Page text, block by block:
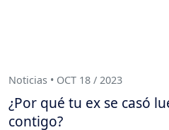
Noticias • OCT 18 / 2023
¿Por qué tu ex se casó
contigo?